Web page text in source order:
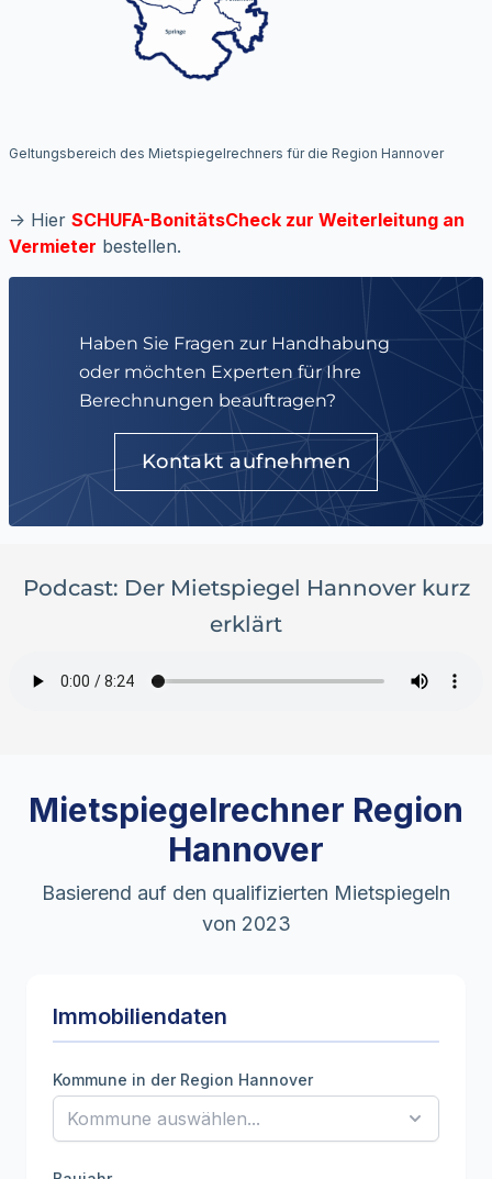
Geltungsbereich des Mietspiegelrechners für die Region Hannover
-> Hier SCHUFA-BonitätsCheck zur Weiterleitung an
Vermieter bestellen.
Haben Sie Fragen zur Handhabung
oder möchten Experten für Ihre
Berechnungen beauftragen?
Kontakt aufnehmen
Podcast: Der Mietspiegel Hannover kurz
erklärt
Mietspiegelrechner Region
Hannover
Basierend auf den qualifizierten Mietspiegeln
von 2023
Immobiliendaten
Kommune in der Region Hannover